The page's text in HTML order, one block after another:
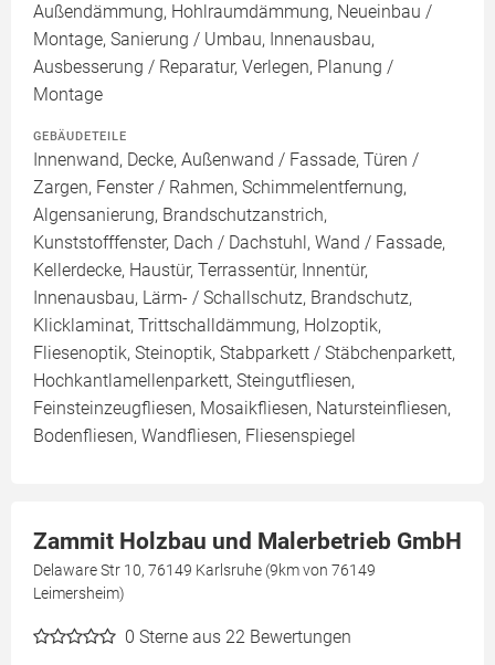
Außendämmung, Hohlraumdämmung, Neueinbau /
Montage, Sanierung / Umbau, Innenausbau,
Ausbesserung / Reparatur, Verlegen, Planung /
Montage
GEBÄUDETEILE
Innenwand, Decke, Außenwand / Fassade, Türen /
Zargen, Fenster / Rahmen, Schimmelentfernung,
Algensanierung, Brandschutzanstrich,
Kunststofffenster, Dach / Dachstuhl, Wand / Fassade,
Kellerdecke, Haustür, Terrassentür, Innentür,
Innenausbau, Lärm- / Schallschutz, Brandschutz,
Klicklaminat, Trittschalldämmung, Holzoptik,
Fliesenoptik, Steinoptik, Stabparkett / Stäbchenparkett,
Hochkantlamellenparkett, Steingutfliesen,
Feinsteinzeugfliesen, Mosaikfliesen, Natursteinfliesen,
Bodenfliesen, Wandfliesen, Fliesenspiegel
Zammit Holzbau und Malerbetrieb GmbH
Delaware Str 10, 76149 Karlsruhe (9km von 76149
Leimersheim)
0 Sterne aus 22 Bewertungen